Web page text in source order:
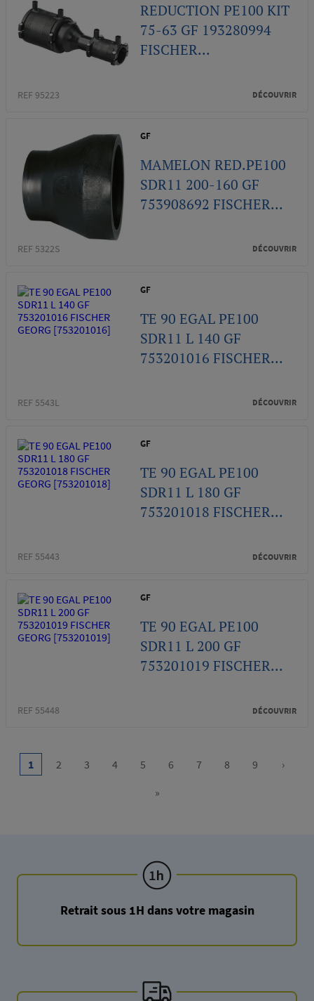
REDUCTION PE100 KIT
75-63 GF 193280994
FISCHER...
REF 95223 DÉCOUVRIR
GF
MAMELON RED.PE100
SDR11 200-160 GF
753908692 FISCHER...
REF 5322S DÉCOUVRIR
GF
TE 90 EGAL PE100
SDR11 L 140 GF
753201016 FISCHER...
REF 5543L DÉCOUVRIR
GF
TE 90 EGAL PE100
SDR11 L 180 GF
753201018 FISCHER...
REF 55443 DÉCOUVRIR
GF
TE 90 EGAL PE100
SDR11 L 200 GF
753201019 FISCHER...
REF 55448 DÉCOUVRIR
Current
1 Page
2 Page
3 Page
4 Page
5 Page
6 Page
7 Page
8 Page
9
Next
›
Last
»
Retrait sous 1H dans votre magasin